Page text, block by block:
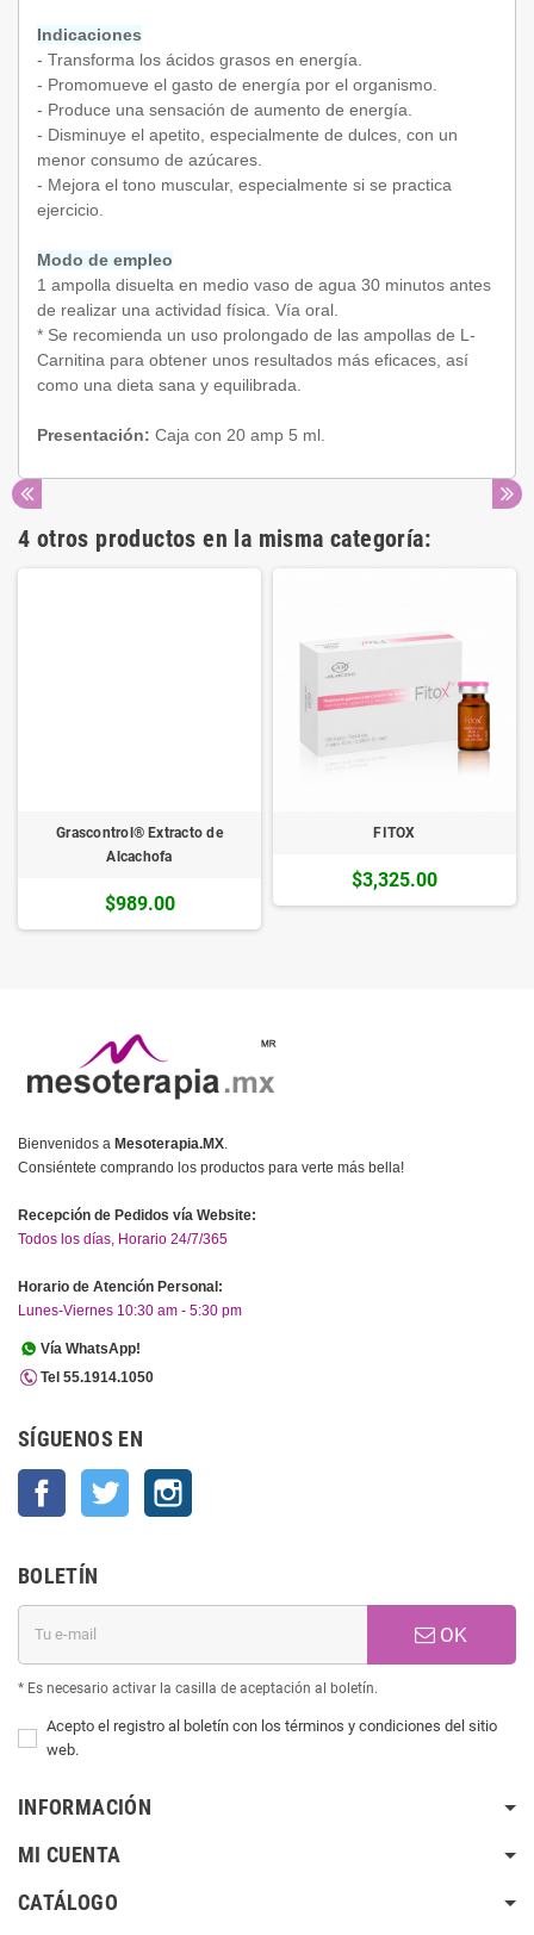
Indicaciones
- Transforma los ácidos grasos en energía.
- Promomueve el gasto de energía por el organismo.
- Produce una sensación de aumento de energía.
- Disminuye el apetito, especialmente de dulces, con un
menor consumo de azúcares.
- Mejora el tono muscular, especialmente si se practica
ejercicio.
Modo de empleo
1 ampolla disuelta en medio vaso de agua 30 minutos antes
de realizar una actividad física. Vía oral.
* Se recomienda un uso prolongado de las ampollas de L-
Carnitina para obtener unos resultados más eficaces, así
como una dieta sana y equilibrada.
Presentación: Caja con 20 amp 5 ml.
4 otros productos en la misma categoría:
Grascontrol® Extracto de
Alcachofa
$989.00
FITOX
$3,325.00
Bienvenidos a Mesoterapia.MX
Consiéntete comprando los productos para verte más bella!
Recepción de Pedidos vía Website:
Todos los días, Horario 24/7/365
Horario de Atención Personal:
Lunes-Viernes 10:30 am - 5:30 pm
Vía WhatsApp!
Tel 55.1914.1050
SÍGUENOS EN
Facebook Twitter
BOLETÍN
OK
* Es necesario activar la casilla de aceptación al boletín.
Acepto el registro al boletín con los términos y condiciones del sitio
web.
INFORMACIÓN
MI CUENTA
CATÁLOGO